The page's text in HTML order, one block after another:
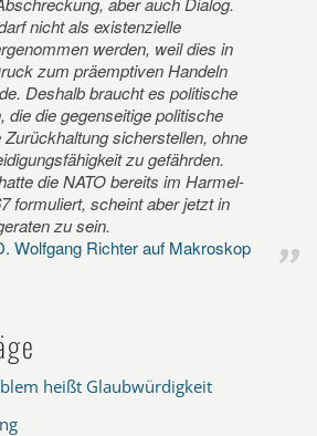
nicht als existenzielle
werden, weil dies in
zum präemptiven Handeln
Deshalb braucht es politische
die die gegenseitige politische
sicherstellen, ohne
zu gefährden.
die NATO bereits im Harmel-
formuliert, scheint aber jetzt in
zu sein.
Wolfgang Richter auf Makroskop
heißt Glaubwürdigkeit